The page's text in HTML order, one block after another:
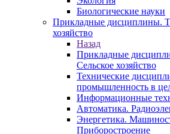
Биологические науки
Прикладные дисциплины.
хозяйство
Назад
Прикладные
Сельское хозяйство
Технические
промышленность в
Информационные
Автоматика.
Энергетика.
Приборостроение